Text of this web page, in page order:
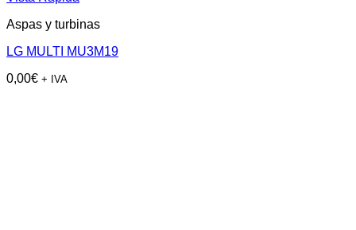
Aspas y turbinas
LG MULTI MU3M19
0,00€ + IVA